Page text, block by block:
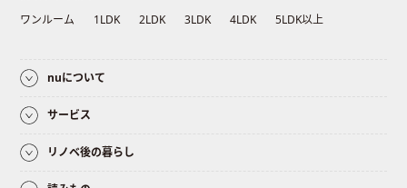
ワンルーム
1LDK 2LDK 3LDK 4LDK 5LDK以上
nuについて
サービス
リノベ後の暮らし